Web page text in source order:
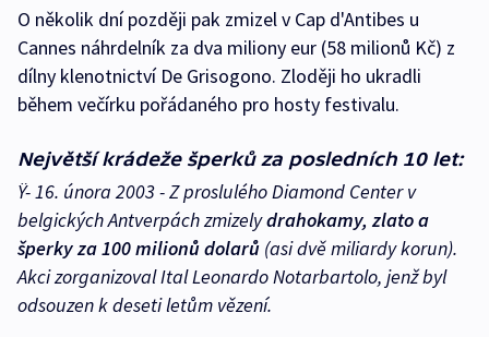
O několik dní později pak zmizel v Cap d'Antibes u
Cannes náhrdelník za dva miliony eur (58 milionů Kč) z
dílny klenotnictví De Grisogono. Zloději ho ukradli
během večírku pořádaného pro hosty festivalu.
Největší krádeže šperků za posledních 10 let:
Ÿ- 16. února 2003 - Z proslulého Diamond Center v
belgických Antverpách zmizelydrahokamy, zlato a
šperky za 100 milionů dolarů (asi dvě miliardy korun).
Akci zorganizoval Ital Leonardo Notarbartolo, jenž byl
odsouzen k deseti letům vězení.